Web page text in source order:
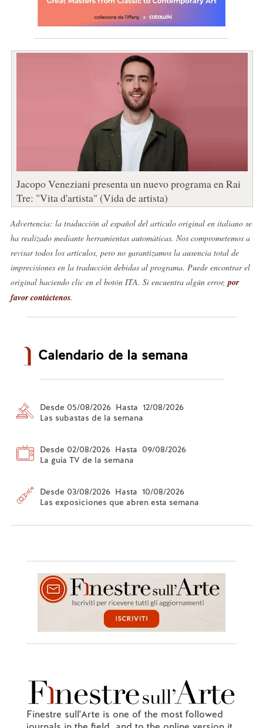
Jacopo Veneziani presenta un nuevo programa en Rai
Tre: "Vita d'artista" (Vida de artista)
Advertencia: la traducción al español del artículo original en italiano se
ha realizado mediante herramientas automáticas. Nos comprometemos a
revisar todos los artículos, pero no garantizamos la ausencia total de
imprecisiones en la traducción debidas al programa. Puede encontrar el
original haciendo clic en el botón ITA. Si encuentra algún error, por
favor contáctenos.
Calendario de la semana
Desde 05/08/2026 Hasta 12/08/2026
Las subastas de la semana
Desde 02/08/2026 Hasta 09/08/2026
La guía TV de la semana
Desde 03/08/2026 Hasta 10/08/2026
Las exposiciones que abren esta semana
Finestre sull'Arte is one of the most followed